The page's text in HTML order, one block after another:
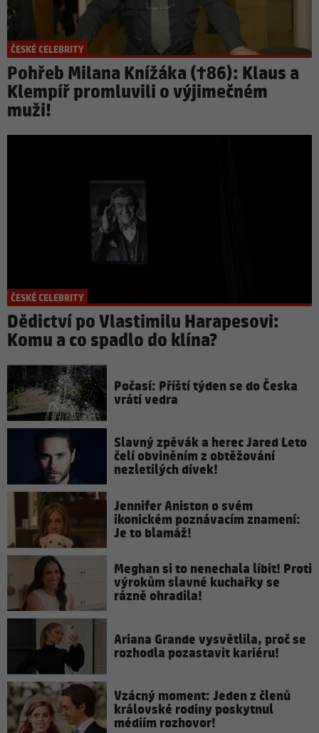
ČESKÉ CELEBRITY
Pohřeb Milana Knížáka (†86): Klaus a
Klempíř promluvili o výjimečném
muži!
ČESKÉ CELEBRITY
Dědictví po Vlastimilu Harapesovi:
Komu a co spadlo do klína?
Počasí: Příští týden se do Česka
vrátí vedra
Slavný zpěvák a herec Jared Leto
čelí obviněním z obtěžování
nezletilých dívek!
Jennifer Aniston o svém
ikonickém poznávacím znamení:
Je to blamáž!
Meghan si to nenechala líbit! Proti
výrokům slavné kuchařky se
rázně ohradila!
Ariana Grande vysvětlila, proč se
rozhodla pozastavit kariéru!
Vzácný moment: Jeden z členů
královské rodiny poskytnul
médiím rozhovor!